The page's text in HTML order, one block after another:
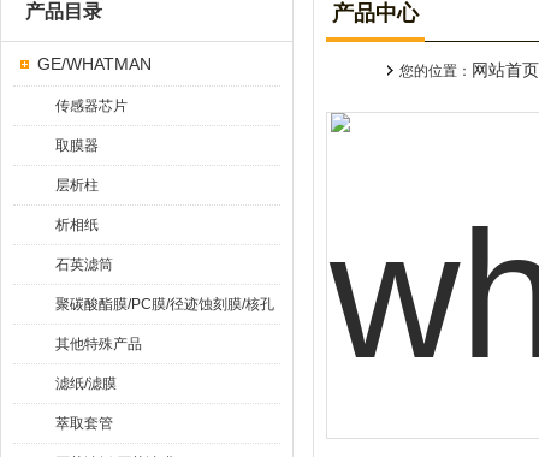
产品目录
GE/WHATMAN
传感器芯片
取膜器
层析柱
析相纸
石英滤筒
聚碳酸酯膜/PC膜/径迹蚀刻膜/核孔
膜
其他特殊产品
滤纸/滤膜
萃取套管
产品中心
您的位置： 网站首页